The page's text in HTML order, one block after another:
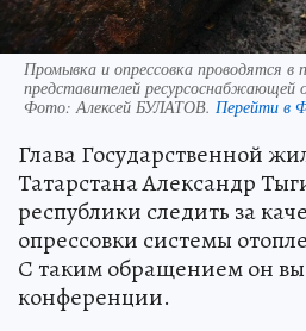
Промывка и опрессовка проводятся в
представителей ресурсоснабжающей
Фото:Алексей БУЛАТОВ. Перейти в
Глава Государственной
Татарстана Александр
республики следить за
опрессовки системы
С таким обращением он
конференции.